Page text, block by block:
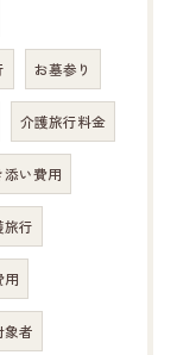
お墓参り
介護旅行料金
添い費用
旅行
用
象者